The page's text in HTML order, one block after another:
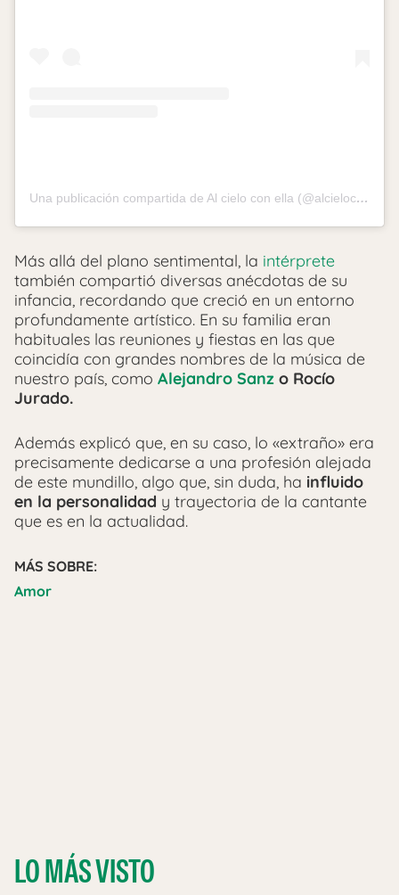
Una publicación compartida de Al cielo con ella (@alcieloconella_rtve)
Más allá del plano sentimental, la intérprete
también compartió diversas anécdotas de su
infancia, recordando que creció en un entorno
profundamente artístico. En su familia eran
habituales las reuniones y fiestas en las que
coincidía con grandes nombres de la música de
nuestro país, como Alejandro Sanz o Rocío
Jurado.
Además explicó que, en su caso, lo «extraño» era
precisamente dedicarse a una profesión alejada
de este mundillo, algo que, sin duda, ha influido
en la personalidad y trayectoria de la cantante
que es en la actualidad.
MÁS SOBRE:
Amor
LO MÁS VISTO